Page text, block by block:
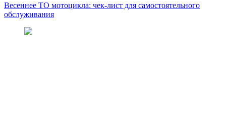
Весеннее ТО мотоцикла: чек-лист для самостоятельного
обслуживания